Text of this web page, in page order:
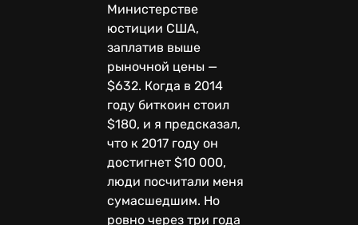
Министерстве
юстиции США,
заплатив выше
рыночной цены —
$632. Когда в 2014
году биткоин стоил
$180, и я предсказал,
что к 2017 году он
достигнет $10 000,
люди посчитали меня
сумасшедшим. Но
ровно через три года